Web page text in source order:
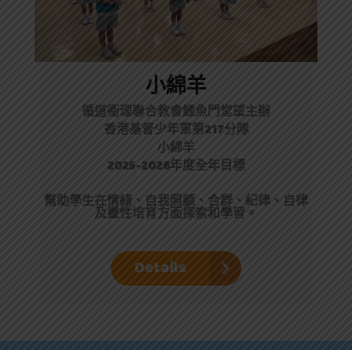
小綿羊
循道衞理聯合教會鯉魚門堂望主辦
香港基督少年軍第217分隊
小綿羊
2025-2026年度全年目標
幫助學生在情緒、自我照顧、合群、紀律、自律
及靈性培育方面探索和學習。
Details